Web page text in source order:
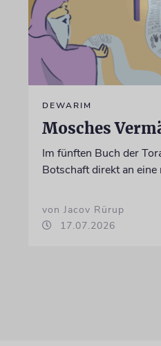
DEWARIM
Mosches
Im fünften Buch der
Botschaft direkt an eine
von Jacov Rürup
17.07.2026